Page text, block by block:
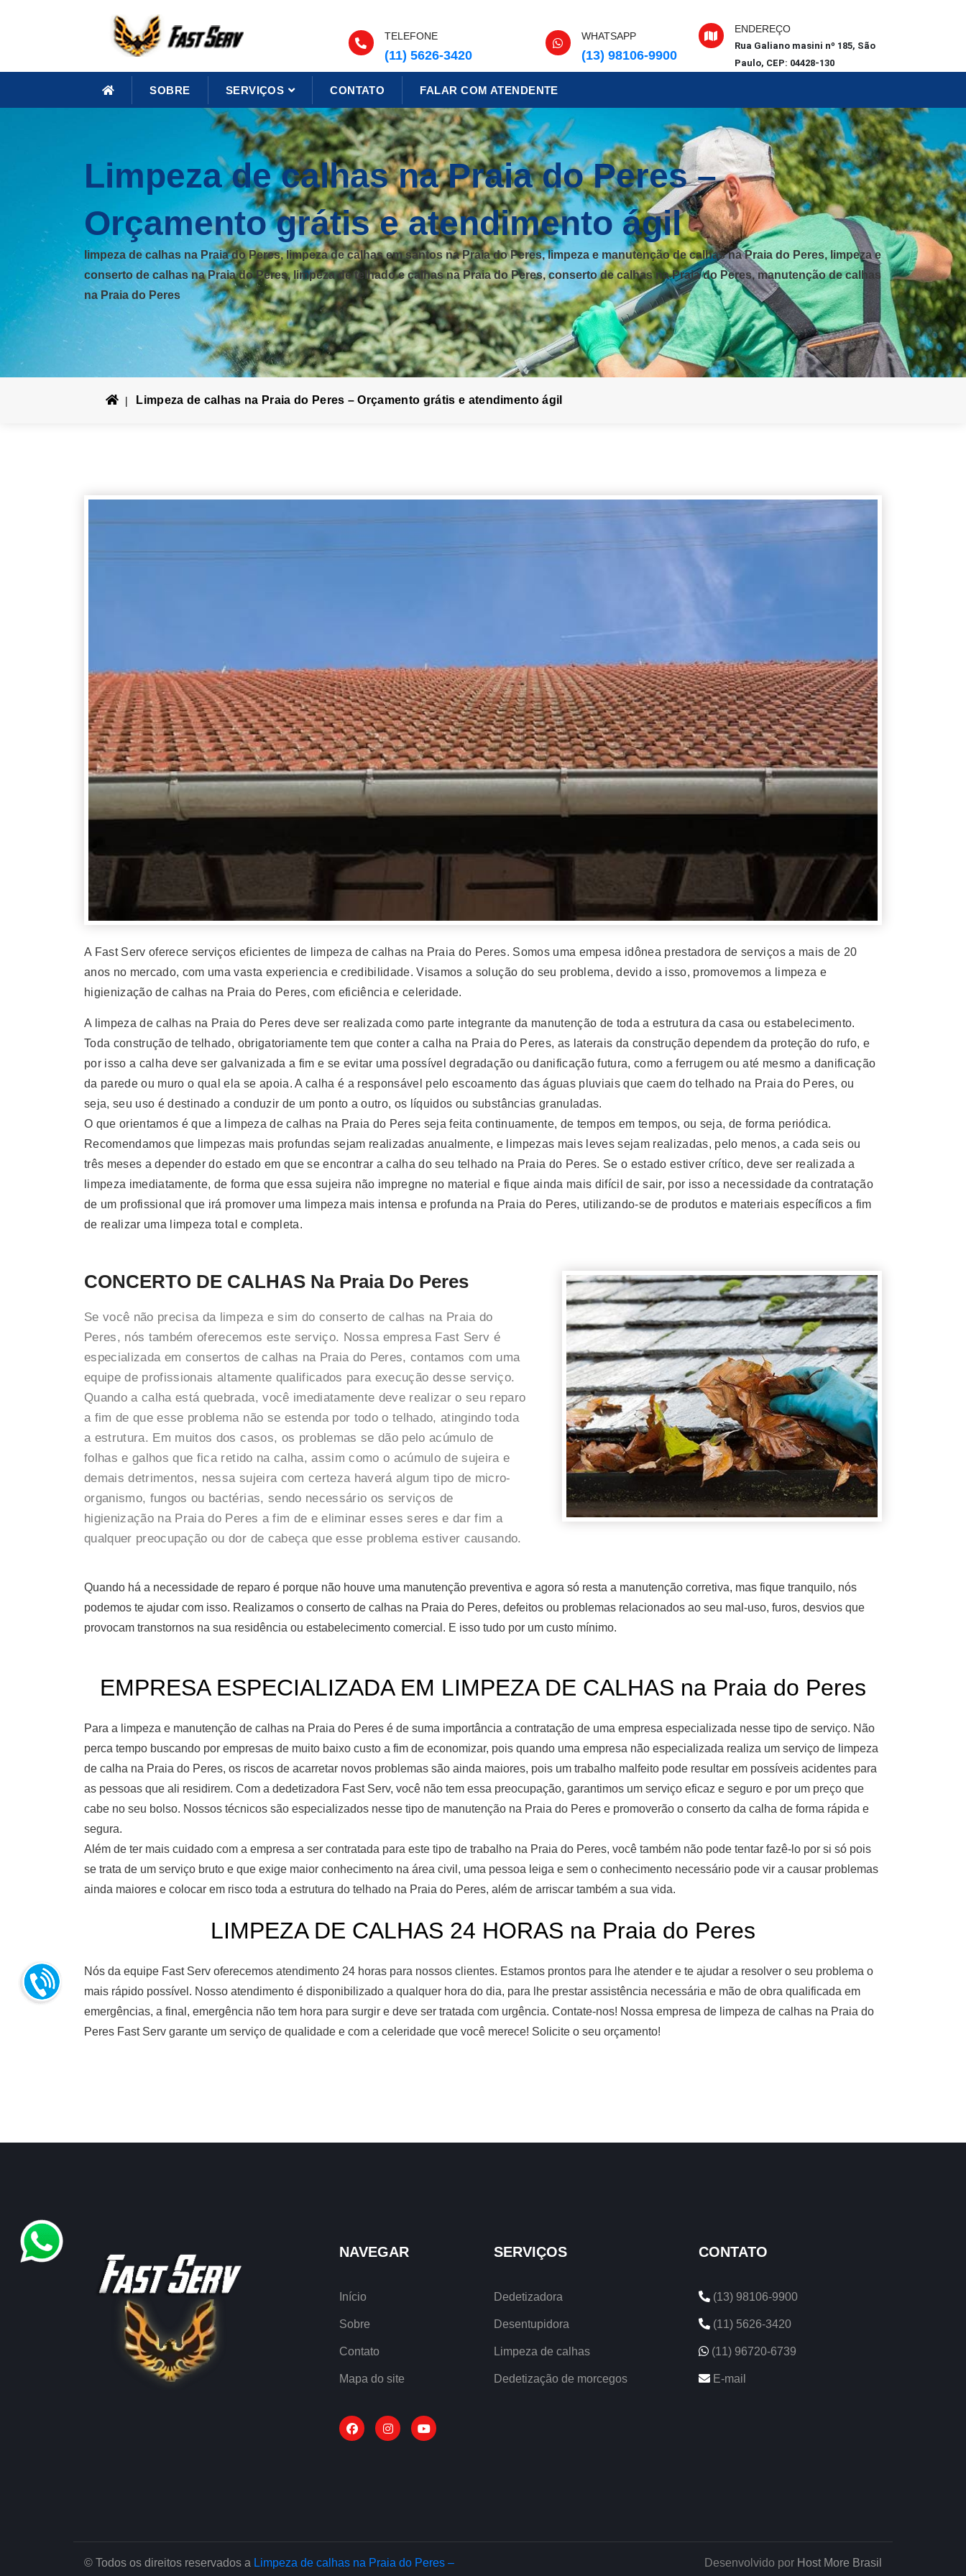
TELEFONE
(11) 5626-3420
WHATSAPP
(13) 98106-9900
ENDEREÇO
Rua Galiano masini nº 185, São
Paulo, CEP: 04428-130
SOBRE SERVIÇOS CONTATO FALAR COM ATENDENTE
Limpeza de calhas na Praia do Peres –
Orçamento grátis e atendimento ágil
limpeza de calhas na Praia do Peres, limpeza de calhas em santos na Praia do Peres, limpeza e manutenção de calhas na Praia do Peres, limpeza e
conserto de calhas na Praia do Peres, limpeza de telhado e calhas na Praia do Peres, conserto de calhas na Praia do Peres, manutenção de calhas
na Praia do Peres
Limpeza de calhas na Praia do Peres – Orçamento grátis e atendimento ágil
A Fast Serv oferece serviços eficientes de limpeza de calhas na Praia do Peres. Somos uma empesa idônea prestadora de serviços a mais de 20
anos no mercado, com uma vasta experiencia e credibilidade. Visamos a solução do seu problema, devido a isso, promovemos a limpeza e
higienização de calhas na Praia do Peres, com eficiência e celeridade.
A limpeza de calhas na Praia do Peres deve ser realizada como parte integrante da manutenção de toda a estrutura da casa ou estabelecimento.
Toda construção de telhado, obrigatoriamente tem que conter a calha na Praia do Peres, as laterais da construção dependem da proteção do rufo, e
por isso a calha deve ser galvanizada a fim e se evitar uma possível degradação ou danificação futura, como a ferrugem ou até mesmo a danificação
da parede ou muro o qual ela se apoia. A calha é a responsável pelo escoamento das águas pluviais que caem do telhado na Praia do Peres, ou
seja, seu uso é destinado a conduzir de um ponto a outro, os líquidos ou substâncias granuladas.
O que orientamos é que a limpeza de calhas na Praia do Peres seja feita continuamente, de tempos em tempos, ou seja, de forma periódica.
Recomendamos que limpezas mais profundas sejam realizadas anualmente, e limpezas mais leves sejam realizadas, pelo menos, a cada seis ou
três meses a depender do estado em que se encontrar a calha do seu telhado na Praia do Peres. Se o estado estiver crítico, deve ser realizada a
limpeza imediatamente, de forma que essa sujeira não impregne no material e fique ainda mais difícil de sair, por isso a necessidade da contratação
de um profissional que irá promover uma limpeza mais intensa e profunda na Praia do Peres, utilizando-se de produtos e materiais específicos a fim
de realizar uma limpeza total e completa.
CONCERTO DE CALHAS Na Praia Do Peres
Se você não precisa da limpeza e sim do conserto de calhas na Praia do
Peres, nós também oferecemos este serviço. Nossa empresa Fast Serv é
especializada em consertos de calhas na Praia do Peres, contamos com uma
equipe de profissionais altamente qualificados para execução desse serviço.
Quando a calha está quebrada, você imediatamente deve realizar o seu reparo
a fim de que esse problema não se estenda por todo o telhado, atingindo toda
a estrutura. Em muitos dos casos, os problemas se dão pelo acúmulo de
folhas e galhos que fica retido na calha, assim como o acúmulo de sujeira e
demais detrimentos, nessa sujeira com certeza haverá algum tipo de micro-
organismo, fungos ou bactérias, sendo necessário os serviços de
higienização na Praia do Peres a fim de e eliminar esses seres e dar fim a
qualquer preocupação ou dor de cabeça que esse problema estiver causando.
Quando há a necessidade de reparo é porque não houve uma manutenção preventiva e agora só resta a manutenção corretiva, mas fique tranquilo, nós
podemos te ajudar com isso. Realizamos o conserto de calhas na Praia do Peres, defeitos ou problemas relacionados ao seu mal-uso, furos, desvios que
provocam transtornos na sua residência ou estabelecimento comercial. E isso tudo por um custo mínimo.
EMPRESA ESPECIALIZADA EM LIMPEZA DE CALHAS na Praia do Peres
Para a limpeza e manutenção de calhas na Praia do Peres é de suma importância a contratação de uma empresa especializada nesse tipo de serviço. Não
perca tempo buscando por empresas de muito baixo custo a fim de economizar, pois quando uma empresa não especializada realiza um serviço de limpeza
de calha na Praia do Peres, os riscos de acarretar novos problemas são ainda maiores, pois um trabalho malfeito pode resultar em possíveis acidentes para
as pessoas que ali residirem. Com a dedetizadora Fast Serv, você não tem essa preocupação, garantimos um serviço eficaz e seguro e por um preço que
cabe no seu bolso. Nossos técnicos são especializados nesse tipo de manutenção na Praia do Peres e promoverão o conserto da calha de forma rápida e
segura.
Além de ter mais cuidado com a empresa a ser contratada para este tipo de trabalho na Praia do Peres, você também não pode tentar fazê-lo por si só pois
se trata de um serviço bruto e que exige maior conhecimento na área civil, uma pessoa leiga e sem o conhecimento necessário pode vir a causar problemas
ainda maiores e colocar em risco toda a estrutura do telhado na Praia do Peres, além de arriscar também a sua vida.
LIMPEZA DE CALHAS 24 HORAS na Praia do Peres
Nós da equipe Fast Serv oferecemos atendimento 24 horas para nossos clientes. Estamos prontos para lhe atender e te ajudar a resolver o seu problema o
mais rápido possível. Nosso atendimento é disponibilizado a qualquer hora do dia, para lhe prestar assistência necessária e mão de obra qualificada em
emergências, a final, emergência não tem hora para surgir e deve ser tratada com urgência. Contate-nos! Nossa empresa de limpeza de calhas na Praia do
Peres Fast Serv garante um serviço de qualidade e com a celeridade que você merece! Solicite o seu orçamento!
NAVEGAR
Início
Sobre
Contato
Mapa do site
SERVIÇOS
Dedetizadora
Desentupidora
Limpeza de calhas
Dedetização de morcegos
CONTATO
(13) 98106-9900
(11) 5626-3420
(11) 96720-6739
E-mail
© Todos os direitos reservados a Limpeza de calhas na Praia do Peres – Desenvolvido por Host More Brasil